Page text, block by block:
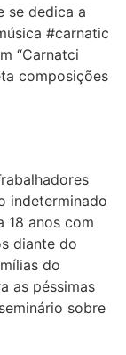
se dedica a
#carnatic
“Carnatci
composições
indeterminado
18 anos com
diante do
do
as péssimas
sobre